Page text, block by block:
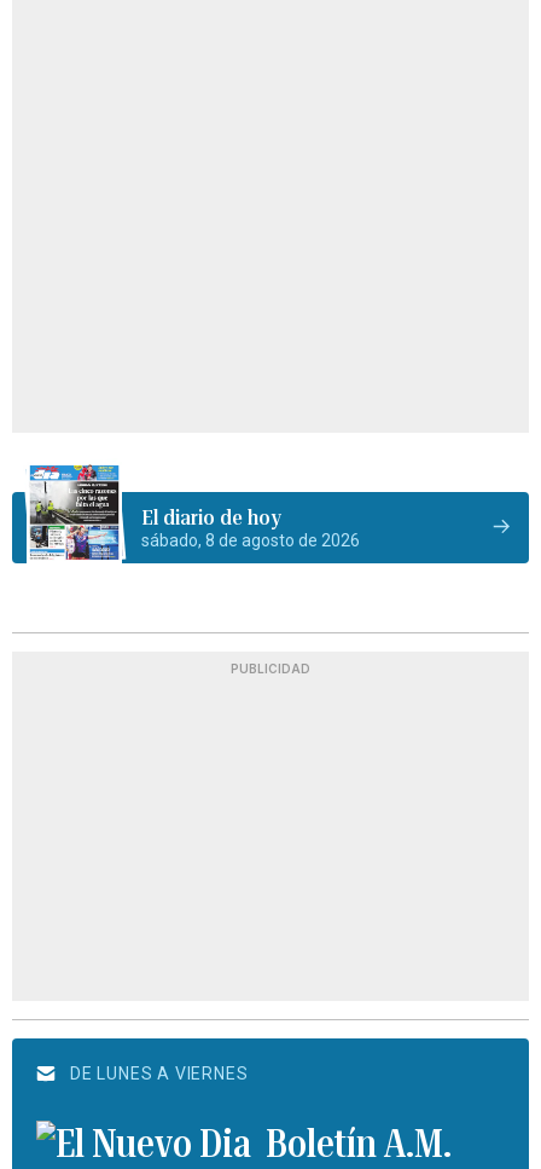
El diario de hoy
sábado, 8 de agosto de 2026
PUBLICIDAD
DE LUNES A VIERNES
Boletín A.M.